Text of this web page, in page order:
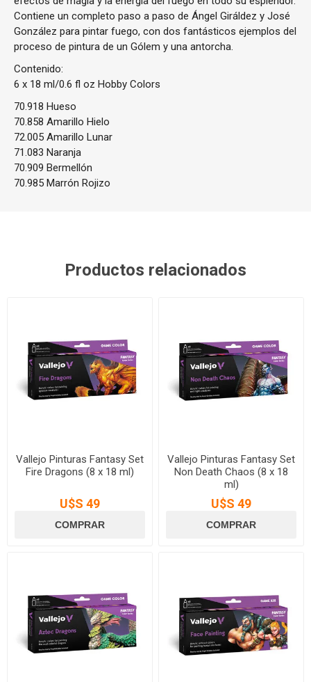
Contiene un completo paso a paso de Ángel Giráldez y José
González para pintar fuego, con dos fantásticos ejemplos del
proceso de pintura de un Gólem y una antorcha.
Contenido:
6 x 18 ml/0.6 fl oz Hobby Colors
70.918 Hueso
70.858 Amarillo Hielo
72.005 Amarillo Lunar
71.083 Naranja
70.909 Bermellón
70.985 Marrón Rojizo
Productos relacionados
Vallejo Pinturas Fantasy Set
Fire Dragons (8 x 18 ml)
U$S 49
Vallejo Pinturas Fantasy Set
Non Death Chaos (8 x 18
ml)
U$S 49